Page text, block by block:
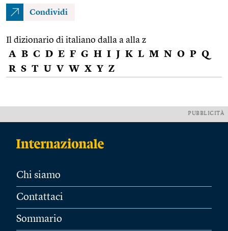
Condividi
Il dizionario di italiano dalla a alla z
A B C D E F G H I J K L M N O P Q
R S T U V W X Y Z
PUBBLICITÀ
Chi siamo
Contattaci
Sommario